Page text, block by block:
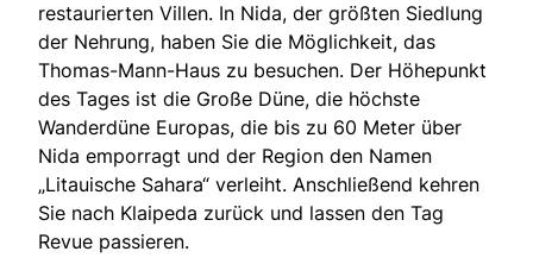
restaurierten Villen. In Nida, der größten Siedlung
der Nehrung, haben Sie die Möglichkeit, das
Thomas-Mann-Haus zu besuchen. Der Höhepunkt
des Tages ist die Große Düne, die höchste
Wanderdüne Europas, die bis zu 60 Meter über
Nida emporragt und der Region den Namen
„Litauische Sahara“ verleiht. Anschließend kehren
Sie nach Klaipeda zurück und lassen den Tag
Revue passieren.